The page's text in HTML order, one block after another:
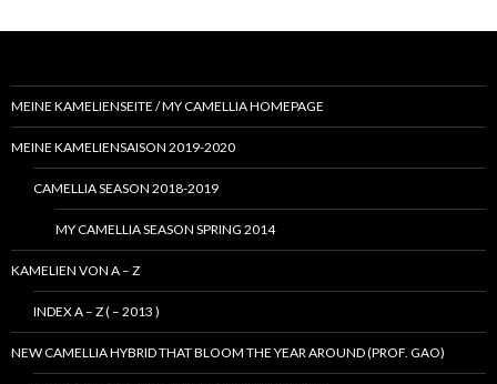
MEINE KAMELIENSEITE / MY CAMELLIA HOMEPAGE
MEINE KAMELIENSAISON 2019-2020
CAMELLIA SEASON 2018-2019
MY CAMELLIA SEASON SPRING 2014
KAMELIEN VON A – Z
INDEX A – Z ( – 2013 )
NEW CAMELLIA HYBRID THAT BLOOM THE YEAR AROUND (PROF. GAO)